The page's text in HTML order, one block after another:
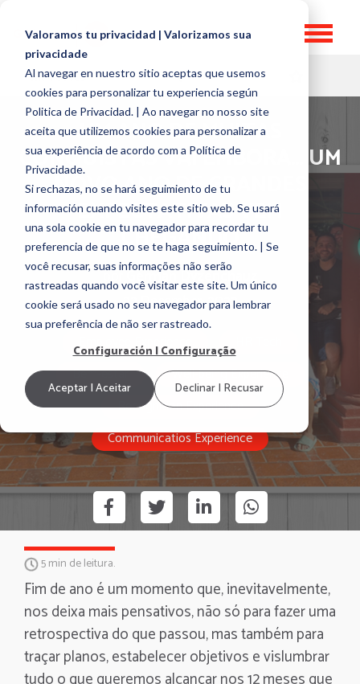
Valoramos tu privacidad | Valorizamos sua
privacidade
Al navegar en nuestro sitio aceptas que usemos
cookies para personalizar tu experiencia según
Politica de Privacidad. | Ao navegar no nosso site
aceita que utilizemos cookies para personalizar a
sua experiência de acordo com a Política de
Privacidade.
Si rechazas, no se hará seguimiento de tu
información cuando visites este sitio web. Se usará
una sola cookie en tu navegador para recordar tu
preferencia de que no se te haga seguimiento. | Se
você recusar, suas informações não serão
rastreadas quando você visitar este site. Um único
cookie será usado no seu navegador para lembrar
sua preferência de não ser rastreado.
Configuración | Configuração
Aceptar | Aceitar Declinar | Recusar
HR TOPICS
UM ANO DE MUITAS
CONQUISTAS VAI EMBORA… UM
NOVO ANO DE GRANDES
EXPECTATIVAS VEM
CHEGANDO
porGerman Dyzenchauz
22 December, 2022
Employee Experience
Bem-estar
Well-being Experience
Recognition Experience
Communicatios Experience
5 min de leitura.
Fim de ano é um momento que, inevitavelmente,
nos deixa mais pensativos, não só para fazer uma
retrospectiva do que passou, mas também para
traçar planos, estabelecer objetivos e vislumbrar